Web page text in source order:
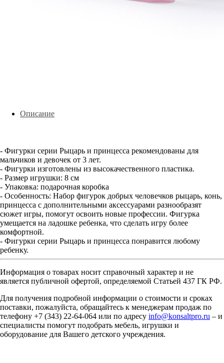
Описание
- Фигурки серии Рыцарь и принцесса рекомендованы для
мальчиков и девочек от 3 лет.
- Фигурки изготовлены из высокачественного пластика.
- Размер игрушки: 8 см
- Упаковка: подарочная коробка
- Особенность: Набор фигурок добрых человечков рыцарь, конь,
принцесса с дополнительными аксессуарами разнообразят
сюжет игры, помогут освоить новые профессии. Фигурка
умещается на ладошке ребенка, что сделать игру более
комфортной.
- Фигурки серии Рыцарь и принцесса понравится любому
ребенку.
Информация о товарах носит справочный характер и не
является публичной офертой, определяемой Статьей 437 ГК РФ.
Для получения подробной информации о стоимости и сроках
поставки, пожалуйста, обращайтесь к менеджерам продаж по
телефону +7 (343) 22-64-064 или по адресу info@konsaltpro.ru – и
специалисты помогут подобрать мебель, игрушки и
оборудование для Вашего детского учреждения.